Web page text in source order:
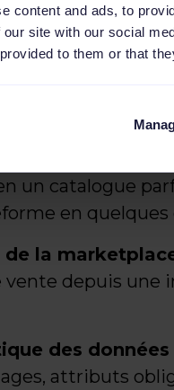
content and ads, to
site with our social
to them or that
la
manière
gestion
un catalogue
en quelques
de la
vente depuis
des données
attributs